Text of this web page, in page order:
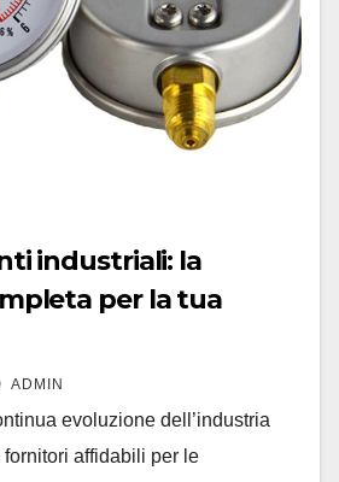
industriali: la
per la tua
ADMIN
evoluzione dell’industria
affidabili per le